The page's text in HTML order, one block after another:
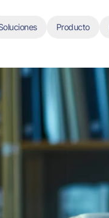
Producto